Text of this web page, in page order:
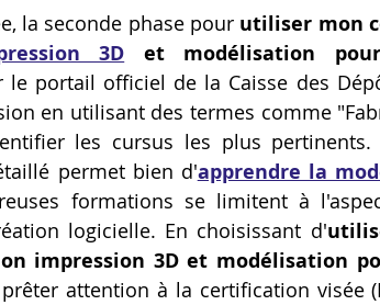
la seconde phase pour
3D et modélisation
le portail officiel de la Caisse des
en utilisant des termes comme
les cursus les plus
permet bien d'apprendre la
formations se limitent à
logicielle. En choisissant d'
impression 3D et modélisation
attention à la certification visée